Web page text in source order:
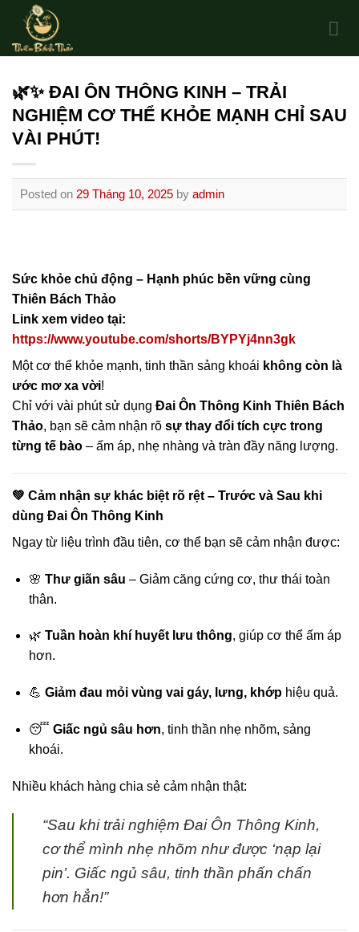
content
🌿✨ ĐAI ÔN THÔNG KINH – TRẢI
NGHIỆM CƠ THỂ KHỎE MẠNH CHỈ SAU
VÀI PHÚT!
Posted on 29 Tháng 10, 2025 by admin
Sức khỏe chủ động – Hạnh phúc bền vững cùng
Thiên Bách Thảo
Link xem video tại:
https://www.youtube.com/shorts/BYPYj4nn3gk
Một cơ thể khỏe mạnh, tinh thần sảng khoái không còn là
ước mơ xa vời!
Chỉ với vài phút sử dụng Đai Ôn Thông Kinh Thiên Bách
Thảo, bạn sẽ cảm nhận rõ sự thay đổi tích cực trong
từng tế bào – ấm áp, nhẹ nhàng và tràn đầy năng lượng.
💚 Cảm nhận sự khác biệt rõ rệt – Trước và Sau khi
dùng Đai Ôn Thông Kinh
Ngay từ liệu trình đầu tiên, cơ thể bạn sẽ cảm nhận được:
🌸 Thư giãn sâu – Giảm căng cứng cơ, thư thái toàn
thân.
🌿 Tuần hoàn khí huyết lưu thông, giúp cơ thể ấm áp
hơn.
💪 Giảm đau mỏi vùng vai gáy, lưng, khớphiệu quả.
😴 Giấc ngủ sâu hơn, tinh thần nhẹ nhõm, sảng
khoái.
Nhiều khách hàng chia sẻ cảm nhận thật:
“Sau khi trải nghiệm Đai Ôn Thông Kinh,
cơ thể mình nhẹ nhõm như được ‘nạp lại
pin’. Giấc ngủ sâu, tinh thần phấn chấn
hơn hẳn!”